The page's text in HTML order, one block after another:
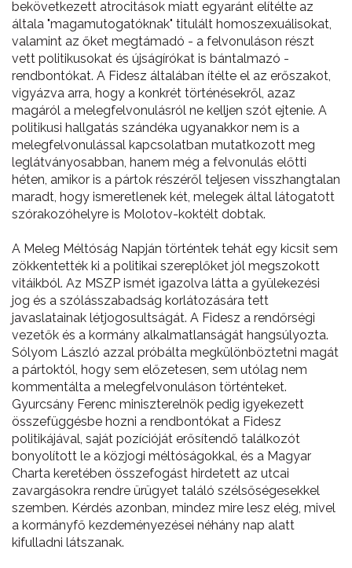
bekövetkezett atrocitások miatt egyaránt elítélte az
általa "magamutogatóknak" titulált homoszexuálisokat,
valamint az őket megtámadó - a felvonuláson részt
vett politikusokat és újságírókat is bántalmazó -
rendbontókat. A Fidesz általában ítélte el az erőszakot,
vigyázva arra, hogy a konkrét történésekről, azaz
magáról a melegfelvonulásról ne kelljen szót ejtenie. A
politikusi hallgatás szándéka ugyanakkor nem is a
melegfelvonulással kapcsolatban mutatkozott meg
leglátványosabban, hanem még a felvonulás előtti
héten, amikor is a pártok részéről teljesen visszhangtalan
maradt, hogy ismeretlenek két, melegek által látogatott
szórakozóhelyre is Molotov-koktélt dobtak.
A Meleg Méltóság Napján történtek tehát egy kicsit sem
zökkentették ki a politikai szereplőket jól megszokott
vitáikból. Az MSZP ismét igazolva látta a gyülekezési
jog és a szólásszabadság korlátozására tett
javaslatainak létjogosultságát. A Fidesz a rendőrségi
vezetők és a kormány alkalmatlanságát hangsúlyozta.
Sólyom László azzal próbálta megkülönböztetni magát
a pártoktól, hogy sem előzetesen, sem utólag nem
kommentálta a melegfelvonuláson történteket.
Gyurcsány Ferenc miniszterelnök pedig igyekezett
összefüggésbe hozni a rendbontókat a Fidesz
politikájával, saját pozícióját erősítendő találkozót
bonyolított le a közjogi méltóságokkal, és a Magyar
Charta keretében összefogást hirdetett az utcai
zavargásokra rendre ürügyet találó szélsőségesekkel
szemben. Kérdés azonban, mindez mire lesz elég, mivel
a kormányfő kezdeményezései néhány nap alatt
kifulladni látszanak.